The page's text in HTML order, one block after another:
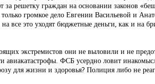
решетку граждан на основании законов
громкое дело Евгении Васильевой и
все это уходят бюджетные деньги, как и на
экстремистов они не выловили и не
авиакатастрофы. ФСБ усердно ловит
для жизни и здоровья? Полиция либо не